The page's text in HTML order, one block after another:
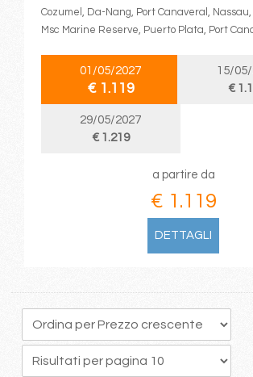
Cozumel, Da-Nang, Port Canaveral,
Msc Marine Reserve, Puerto Plata, Port
01/05/2027
€ 1.119
15/
€
29/05/2027
€ 1.219
a partire da
€ 1.119
DETTAGLI